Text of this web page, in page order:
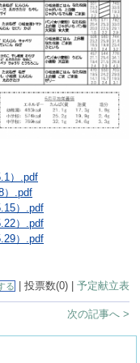
）.pdf
）.pdf
）.pdf
）.pdf
）.pdf
る | 投票数(0) | 予定献立表
次の記事へ >